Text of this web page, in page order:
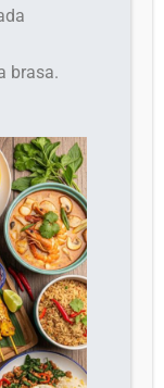
brasa.